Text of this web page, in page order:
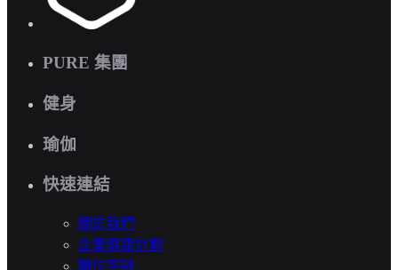
PURE 集團
健身
瑜伽
快速連結
關於我們
企業健康計劃
職位空缺